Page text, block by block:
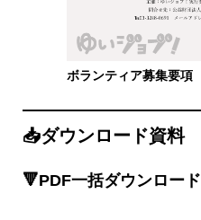
ボランティア募集要項
📥ダウンロード資料
🔻PDF一括ダウンロード